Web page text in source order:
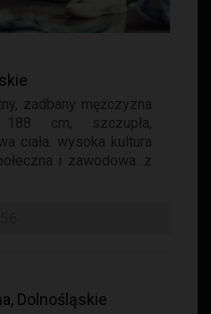
zadbany mężczyzna
cm, szczupła,
ciała. wysoka kultura
i zawodowa. z
Dolnośląskie